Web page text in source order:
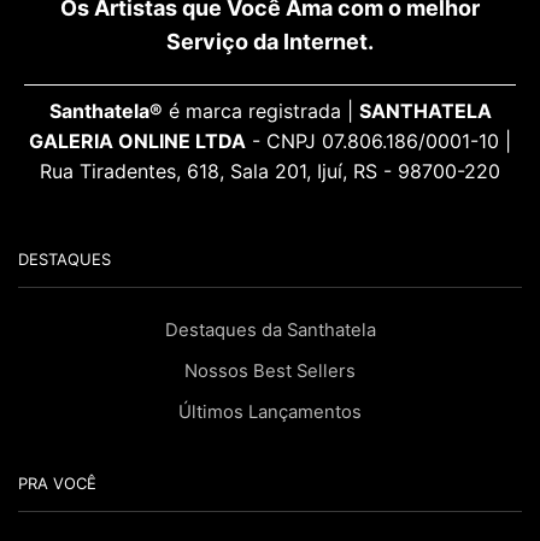
Os Artistas que Você Ama com o melhor
Serviço da Internet.
Santhatela® é marca registrada | SANTHATELA
GALERIA ONLINE LTDA - CNPJ 07.806.186/0001-10 |
Rua Tiradentes, 618, Sala 201, Ijuí, RS - 98700-220
DESTAQUES
Destaques da Santhatela
Nossos Best Sellers
Últimos Lançamentos
PRA VOCÊ